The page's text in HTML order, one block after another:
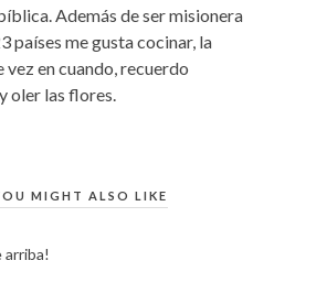
Además de ser misionera
países me gusta cocinar, la
vez en cuando, recuerdo
oler las flores.
MIGHT ALSO LIKE
arriba!